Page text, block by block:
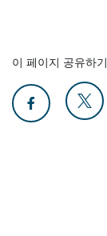
이 페이지 공유하기